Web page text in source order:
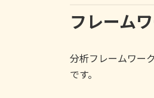
フレーム
分析フレームワー
です。